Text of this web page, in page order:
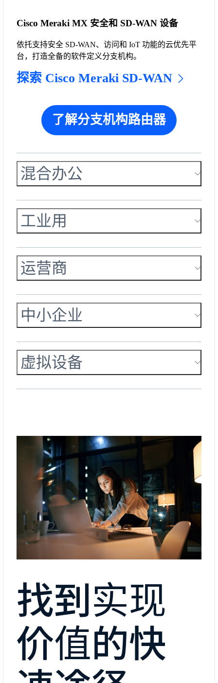
Cisco Meraki MX 安全和 SD-WAN 设备
依托支持安全 SD-WAN、访问和 IoT 功能的云优先平
台，打造全备的软件定义分支机构。
探索 Cisco Meraki SD-WAN
了解分支机构路由器
混合办公
工业用
运营商
中小企业
虚拟设备
找到实现
价值的快